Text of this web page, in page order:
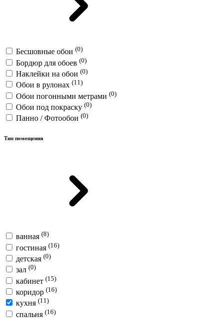
Бесшовные обои (0)
Бордюр для обоев (0)
Наклейки на обои (0)
Обои в рулонах (11)
Обои погонными метрами (0)
Обои под покраску (0)
Панно / Фотообои (0)
Тип помещения
ванная (8)
гостиная (16)
детская (0)
зал (0)
кабинет (15)
коридор (16)
кухня (11)
спальня (16)